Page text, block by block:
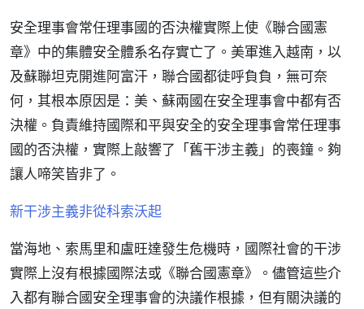
安全理事會常任理事國的否決權實際上使《聯合國憲
章》中的集體安全體系名存實亡了。美軍進入越南，以
及蘇聯坦克開進阿富汗，聯合國都徒呼負負，無可奈
何，其根本原因是：美、蘇兩國在安全理事會中都有否
決權。負責維持國際和平與安全的安全理事會常任理事
國的否決權，實際上敲響了「舊干涉主義」的喪鐘。夠
讓人啼笑皆非了。
新干涉主義非從科索沃起
當海地、索馬里和盧旺達發生危機時，國際社會的干涉
實際上沒有根據國際法或《聯合國憲章》。儘管這些介
入都有聯合國安全理事會的決議作根據，但有關決議的